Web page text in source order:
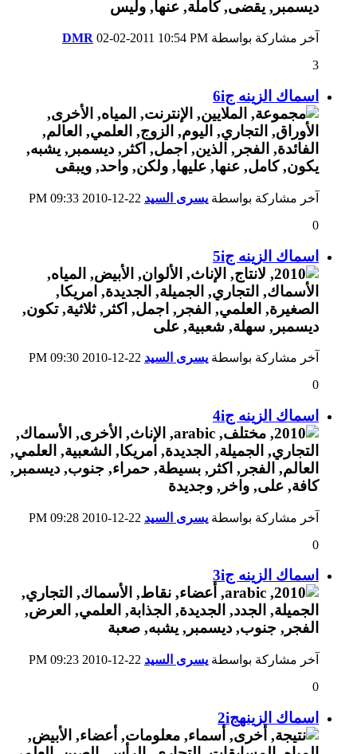
آخر مشاركة بواسطة DMR 02-02-2011 10:54 PM
3
اسماك الزينه ج6i
آخر مشاركة بواسطة يسرى السيد
09:33 PM
0
اسماك الزينه ج5i
آخر مشاركة بواسطة يسرى السيد
09:30 PM
0
اسماك الزينه ج4i
آخر مشاركة بواسطة يسرى السيد
09:28 PM
0
اسماك الزينه ج3i
آخر مشاركة بواسطة يسرى السيد
09:23 PM
0
اسماك الزينهج2i